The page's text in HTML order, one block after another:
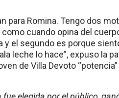
para Romina. Tengo dos
cuando opina del
y el segundo es porque
leche lo hace”, expuso la
de Villa Devoto